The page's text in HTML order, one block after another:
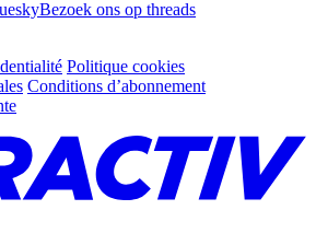
Bezoek ons op threads
Politique cookies
Conditions d’abonnement